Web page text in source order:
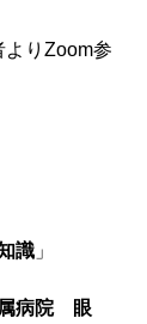
識 」
病院　眼